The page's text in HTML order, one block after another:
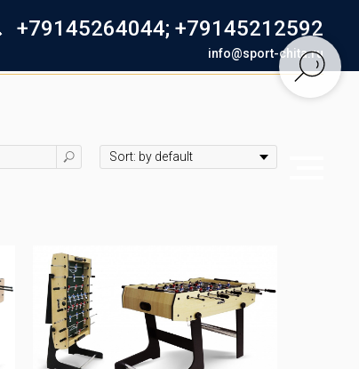
+79145264044; +79145212592
info@sport-chita.ru